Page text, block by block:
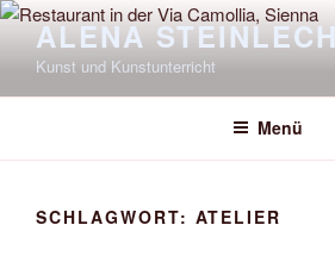
Zum
Inhalt
springen
ALENA
Kunst und Kunstunterricht
Menü
SCHLAGWORT: ATELIER